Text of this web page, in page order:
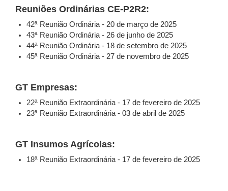
Reuniões Ordinárias CE-P2R2:
42ª Reunião Ordinária - 20 de março de 2025
43ª Reunião Ordinária - 26 de junho de 2025
44ª Reunião Ordinária - 18 de setembro de 2025
45ª Reunião Ordinária - 27 de novembro de 2025
GT Empresas:
22ª Reunião Extraordinária - 17 de fevereiro de 2025
23ª Reunião Extraordinária - 03 de abril de 2025
GT Insumos Agrícolas:
18ª Reunião Extraordinária - 17 de fevereiro de 2025